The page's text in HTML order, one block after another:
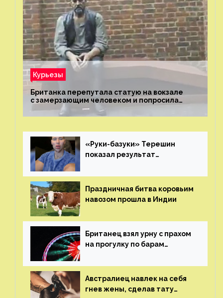
Курьезы
Британка перепутала статую на вокзале
с замерзающим человеком и попросила
о помощи
«Руки-базуки» Терешин
показал результат
Праздничная битва коровьим
навозом прошла в Индии
Британец взял урну с прахом
на прогулку по барам
Австралиец навлек на себя
гнев жены, сделав тату